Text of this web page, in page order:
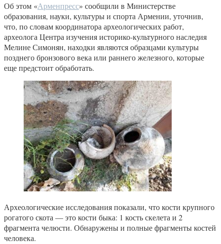
Об этом «Арменпресс» сообщили в Министерстве
образования, науки, культуры и спорта Армении, уточнив,
что, по словам координатора археологических работ,
археолога Центра изучения историко-культурного наследия
Мелине Симонян, находки являются образцами культуры
позднего бронзового века или раннего железного, которые
еще предстоит обработать.
Археологические исследования показали, что кости крупного
рогатого скота — это кости быка: 1 кость скелета и 2
фрагмента челюсти. Обнаружены и полные фрагменты костей
человека.